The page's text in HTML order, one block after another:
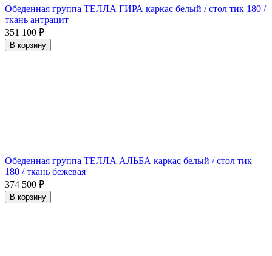
Обеденная группа ТЕЛЛА ГИРА каркас белый / стол тик 180 /
ткань антрацит
351 100 ₽
В корзину
Обеденная группа ТЕЛЛА АЛЬБА каркас белый / стол тик
180 / ткань бежевая
374 500 ₽
В корзину